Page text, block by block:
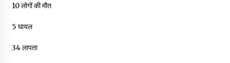
10 लोगों की मौत
5 घायल
34 लापता